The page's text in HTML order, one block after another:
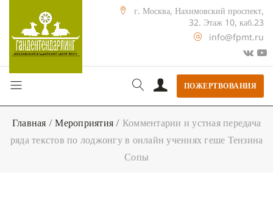
г. Москва, Нахимовский проспект,
32. Этаж 10, каб.23
info@fpmt.ru
ПОЖЕРТВОВАНИЯ
Главная /Мероприятия/ Комментарии и устная передача
ряда текстов по лоджонгу в онлайн учениях геше Тензина
Сопы